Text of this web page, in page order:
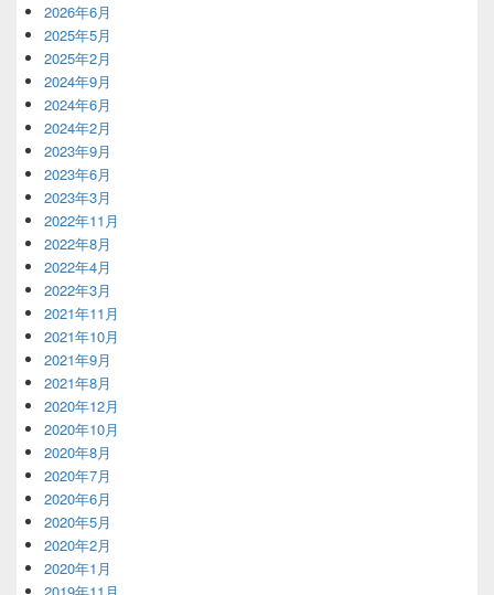
2026年6月
2025年5月
2025年2月
2024年9月
2024年6月
2024年2月
2023年9月
2023年6月
2023年3月
2022年11月
2022年8月
2022年4月
2022年3月
2021年11月
2021年10月
2021年9月
2021年8月
2020年12月
2020年10月
2020年8月
2020年7月
2020年6月
2020年5月
2020年2月
2020年1月